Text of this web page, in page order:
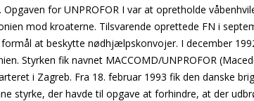
Opgaven for UNPROFOR I var at opretholde
mod kroaterne. Tilsvarende oprettede FN i
at beskytte nødhjælpskonvojer. I december
Styrken fik navnet MACCOMD/UNPROFOR
i Zagreb. Fra 18. februar 1993 fik den danske
styrke, der havde til opgave at forhindre, at der